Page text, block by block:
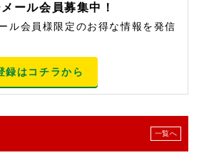
ール会員募集中！
ル会員様限定のお得な情報を発信
録はコチラから
一覧へ